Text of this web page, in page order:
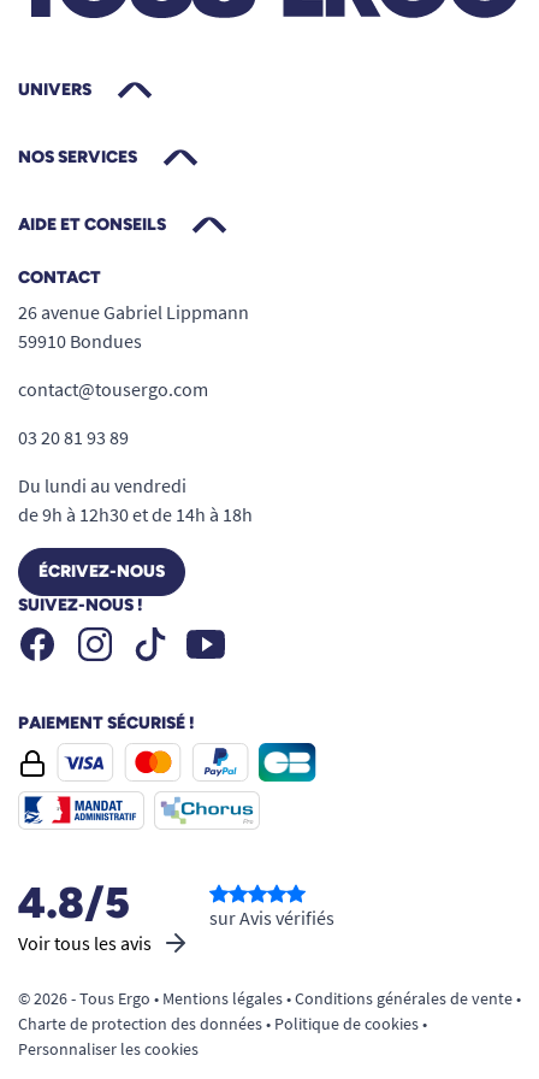
équipements pratiques en font un allié fiable
Autres informations techniques :
Temps de charge : 8h
Accessoires de série : coffre arrière et
UNIVERS
NOS SERVICES
AIDE ET CONSEILS
CONTACT
26 avenue Gabriel Lippmann
59910 Bondues
contact@tousergo.com
03 20 81 93 89
Du lundi au vendredi
de 9h à 12h30 et de 14h à 18h
ÉCRIVEZ-NOUS
SUIVEZ-NOUS !
FacebookInstagramTiktok Youtube
PAIEMENT SÉCURISÉ !
4.8/5
Voir tous les avis
sur Avis vérifiés
© 2026 - Tous Ergo • Mentions légales•Conditions générales de vente•
Charte de protection des données• Politique de cookies•
Personnaliser les cookies